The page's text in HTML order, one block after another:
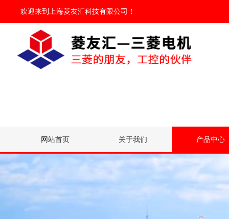
欢迎来到 上海菱友汇科技有限公司 ！
网站首页 关于我们 产品中心